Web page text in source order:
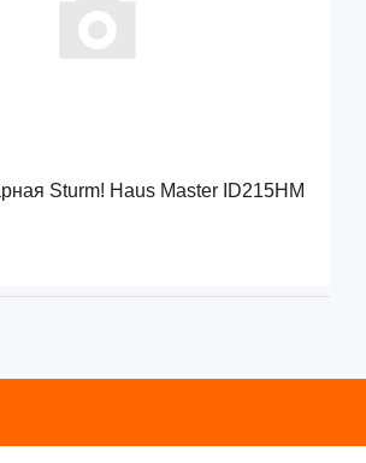
Sturm! Haus Master ID215HM